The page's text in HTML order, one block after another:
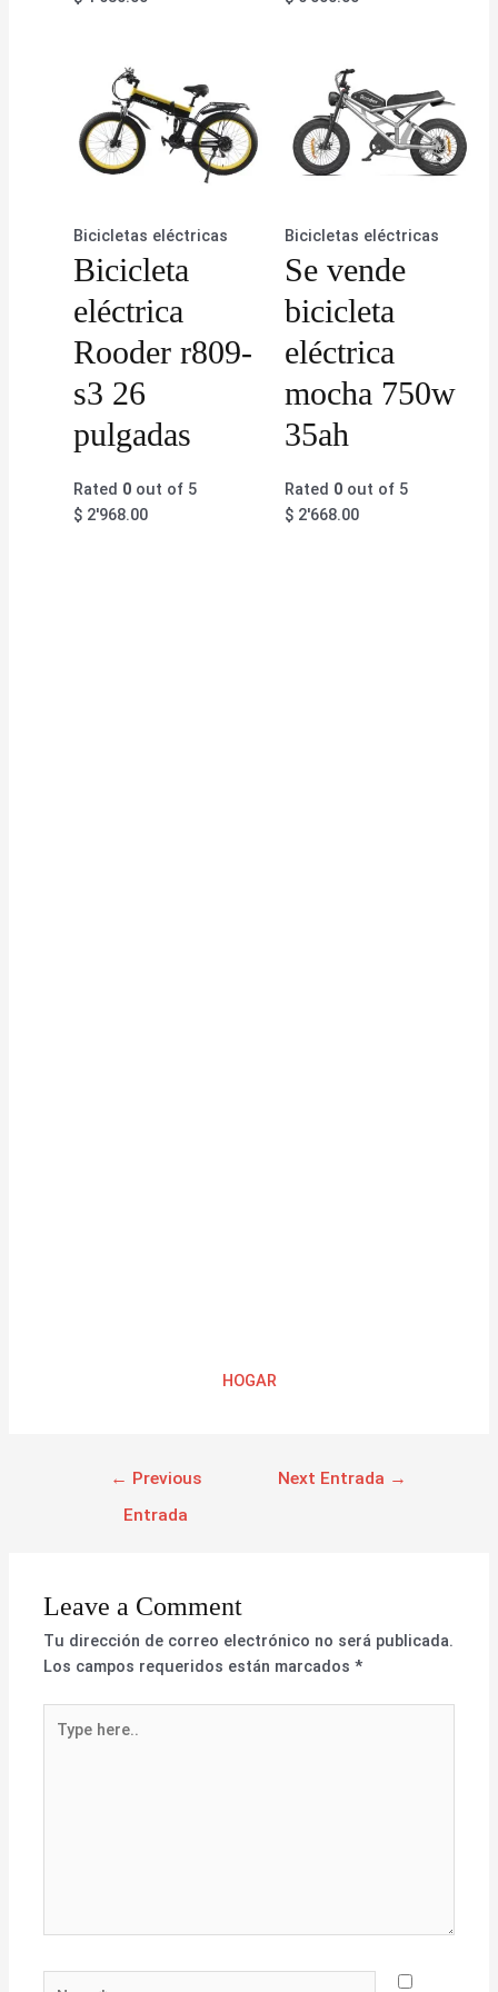
Bicicletas eléctricas
Bicicleta
eléctrica
Rooder r809-
s3 26
pulgadas
Rated 0 out of 5
$ 2'968.00
Bicicletas eléctricas
Se vende
bicicleta
eléctrica
mocha 750w
35ah
Rated 0out of 5
$2'668.00
HOGAR
← Previous
Entrada
Next Entrada →
Leave a Comment
Tu dirección de correo electrónico no será publicada.
Los campos requeridos están marcados*
here..